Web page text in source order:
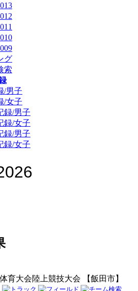
グ
索
/男子
/女子
録/男子
録/女子
録/男子
録/女子
育大会陸上競技大会 【飯田市】